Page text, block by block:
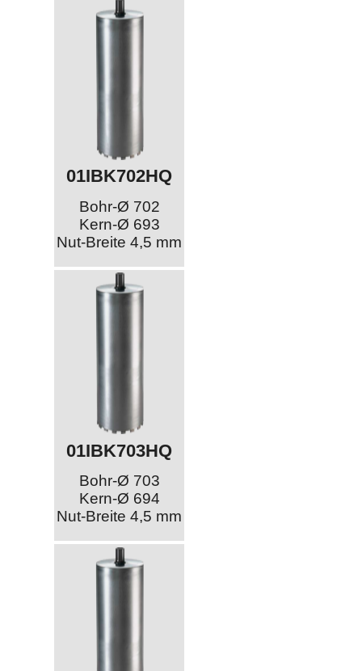
01IBK702HQ
Bohr-Ø 702
Kern-Ø 693
Nut-Breite 4,5 mm
01IBK703HQ
Bohr-Ø 703
Kern-Ø 694
Nut-Breite 4,5 mm